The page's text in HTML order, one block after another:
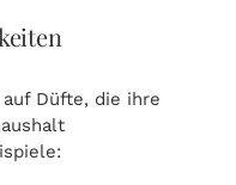
Düfte, die ihre